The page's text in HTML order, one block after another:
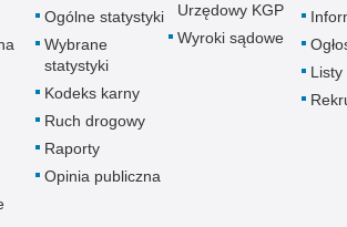
Ogólne statystyki
Wybrane
statystyki
Kodeks karny
Ruch drogowy
Raporty
Opinia publiczna
Urzędowy KGP
Wyroki sądowe
Listy